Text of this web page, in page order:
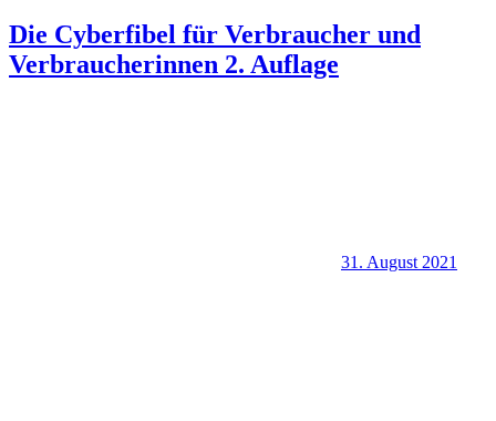
Die Cyberfibel für Verbraucher und
Verbraucherinnen 2. Auflage
31. August 2021